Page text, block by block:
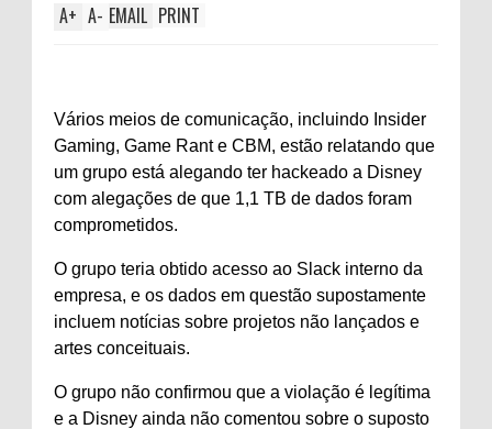
A+ A- EMAIL PRINT
Vários meios de comunicação, incluindo Insider
Gaming, Game Rant e CBM, estão relatando que
um grupo está alegando ter hackeado a Disney
com alegações de que 1,1 TB de dados foram
comprometidos.
O grupo teria obtido acesso ao Slack interno da
empresa, e os dados em questão supostamente
incluem notícias sobre projetos não lançados e
artes conceituais.
O grupo não confirmou que a violação é legítima
e a Disney ainda não comentou sobre o suposto